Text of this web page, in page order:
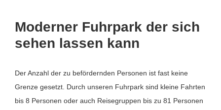
Moderner Fuhrpark der sich
sehen lassen kann
Der Anzahl der zu befördernden Personen ist fast keine
Grenze gesetzt. Durch unseren Fuhrpark sind kleine Fahrten
bis 8 Personen oder auch Reisegruppen bis zu 81 Personen